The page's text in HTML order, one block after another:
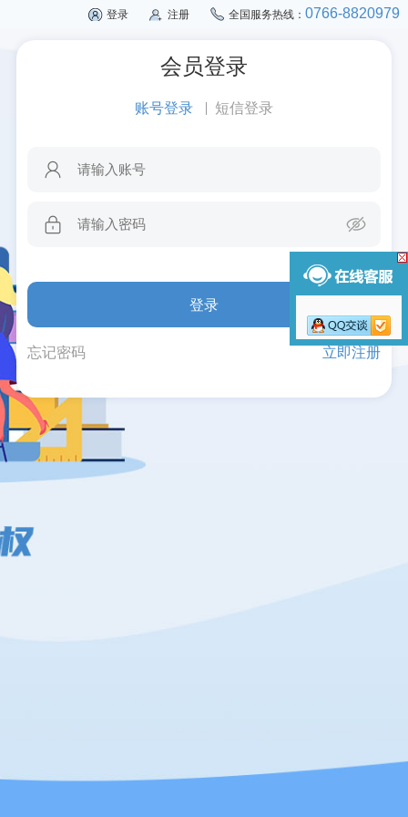
登录 注册 全国服务热线：0766-8820979
会员登录
账号登录 短信登录
忘记密码 立即注册